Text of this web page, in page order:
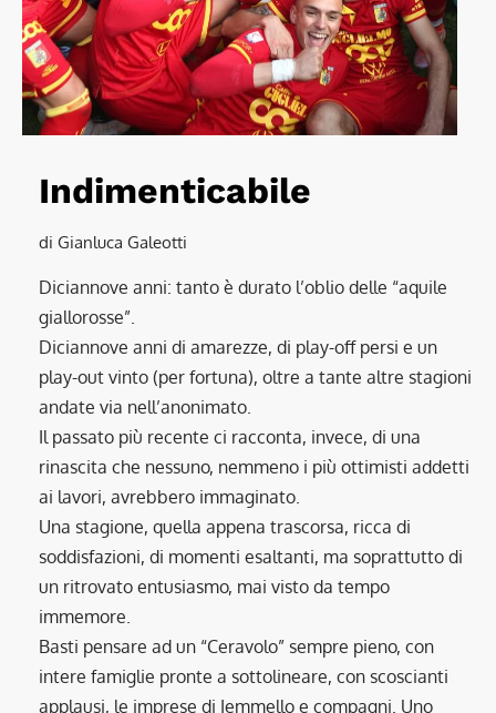
Indimenticabile
di Gianluca Galeotti
Diciannove anni: tanto è durato l’oblio delle “aquile
giallorosse”.
Diciannove anni di amarezze, di play-off persi e un
play-out vinto (per fortuna), oltre a tante altre stagioni
andate via nell’anonimato.
Il passato più recente ci racconta, invece, di una
rinascita che nessuno, nemmeno i più ottimisti addetti
ai lavori, avrebbero immaginato.
Una stagione, quella appena trascorsa, ricca di
soddisfazioni, di momenti esaltanti, ma soprattutto di
un ritrovato entusiasmo, mai visto da tempo
immemore.
Basti pensare ad un “Ceravolo” sempre pieno, con
intere famiglie pronte a sottolineare, con scoscianti
applausi, le imprese di Iemmello e compagni. Uno